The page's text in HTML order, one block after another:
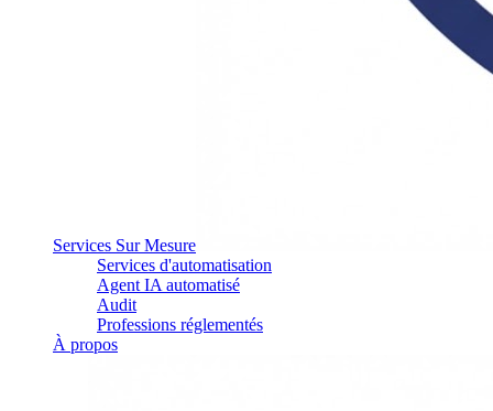
Services Sur Mesure
Services d'automatisation
Agent IA automatisé
Audit
Professions réglementés
À propos